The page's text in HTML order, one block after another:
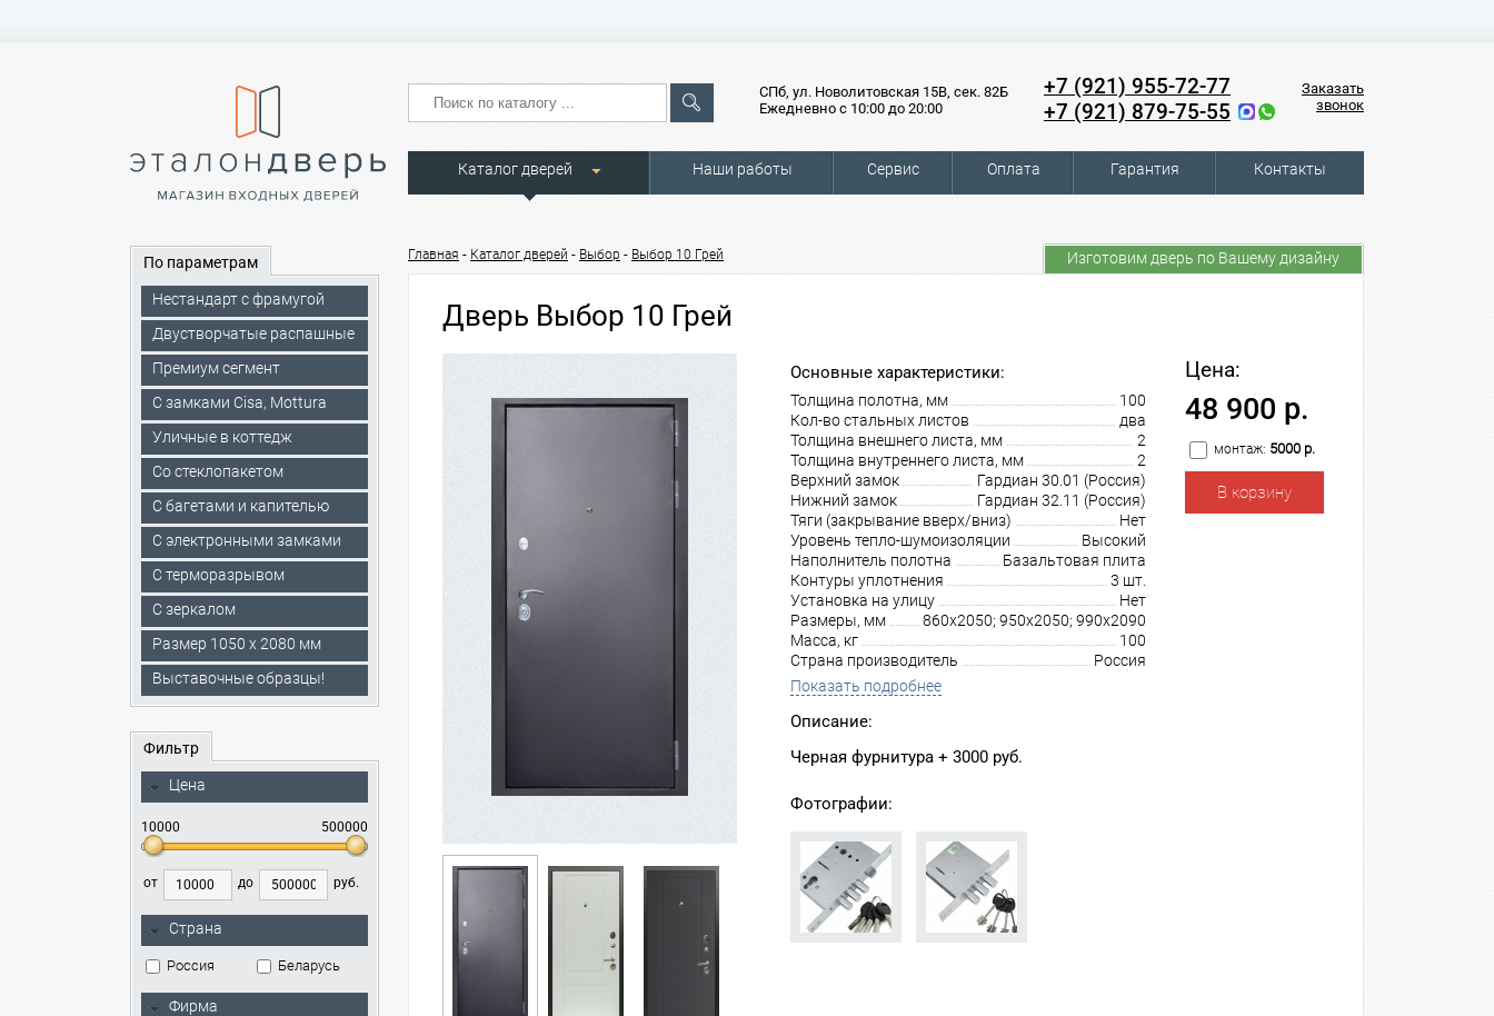
СПб, ул. Новолитовская 15В, сек. 82Б
Ежедневно с 10:00 до 20:00
+7 (921) 955-72-77
+7 (921) 879-75-55
Заказать
звонок
Каталог дверей Наши работы Сервис Оплата Гарантия Контакты
По параметрам
Нестандарт с фрамугой
Двустворчатые распашные
Премиум сегмент
C замками Cisa, Mottura
Уличные в коттедж
Со стеклопакетом
С багетами и капителью
C электронными замками
С терморазрывом
С зеркалом
Размер 1050 х 2080 мм
Выставочные образцы!
Фильтр
Цена
10000 500000
от до руб.
Страна
Россия Беларусь
Фирма
Главная - Каталог дверей - Выбор - Выбор 10 Грей Изготовим дверь по Вашему дизайну
Дверь Выбор 10 Грей
Основные характеристики:
Толщина полотна, мм
100
Кол-во стальных листов
два
Толщина внешнего листа, мм
2
Толщина внутреннего листа, мм
2
Верхний замок
Гардиан 30.01 (Россия)
Нижний замок
Гардиан 32.11 (Россия)
Тяги (закрывание вверх/вниз)
Нет
Уровень тепло-шумоизоляции
Высокий
Наполнитель полотна
Базальтовая плита
Контуры уплотнения
3 шт.
Установка на улицу
Нет
Размеры, мм
860х2050; 950х2050; 990х2090
Масса, кг
100
Страна производитель
Россия
Показать подробнее
Цена:
48 900 р.
монтаж: 5000 р.
Описание:
Черная фурнитура + 3000 руб.
Фотографии: